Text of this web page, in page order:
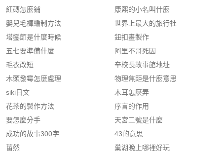
紅磚怎麼鋪
嬰兒毛褲編制方法
塔鑾節是什麼時候
五七要準備什麼
毛衣改短
木頭發霉怎麼處理
siki日文
花茶的製作方法
要怎麼分手
成功的故事300字
菑然
康熙的小名叫什麼
世界上最大的旅行社
鈕扣畫製作
阿里不哥死因
辛校長故事館地址
物理焦距是什麼意思
木耳怎麼弄
序言的作用
天宮二號是什麼
43的意思
巢湖晚上哪裡好玩